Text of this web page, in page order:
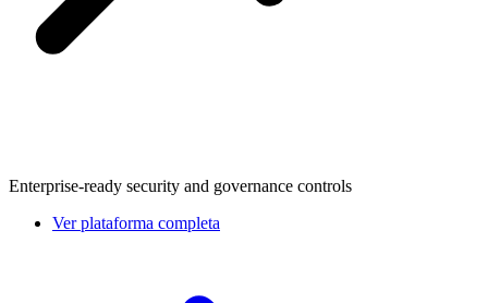
Enterprise-ready security and governance controls
Ver plataforma completa